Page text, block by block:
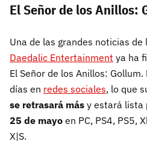
El Señor de los Anillos:
Una de las grandes noticias
Daedalic Entertainment ya ha
El Señor de los Anillos:
días en redes sociales, lo que
se retrasará más y estará lista
25 de mayo en PC, PS4, PS5,
X|S.